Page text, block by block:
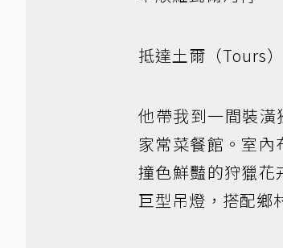
抵達土爾（Tours
他帶我到一間裝
家常菜餐館。室
撞色鮮豔的狩獵
巨型吊燈，搭配鄉